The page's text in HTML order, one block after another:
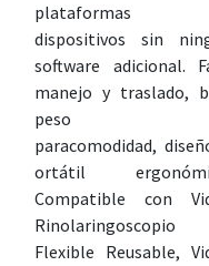
dispositivos sin
software adicional.
manejo y traslado,
peso
paracomodidad,
ortátil
Compatible con
Rinolaringoscopio
Flexible Reusable,